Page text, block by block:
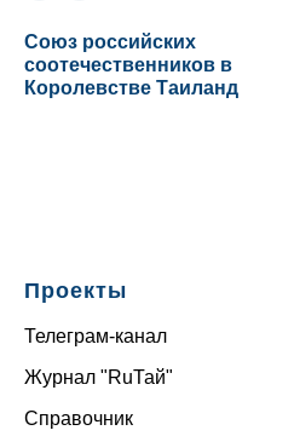
Союз российских
соотечественников в
Королевстве Таиланд
Проекты
Телеграм-канал
Журнал "RuТай"
Справочник